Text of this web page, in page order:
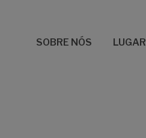
SOBRE NÓS LUGAR